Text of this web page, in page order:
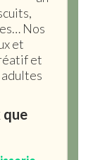
Nos
et
et
que